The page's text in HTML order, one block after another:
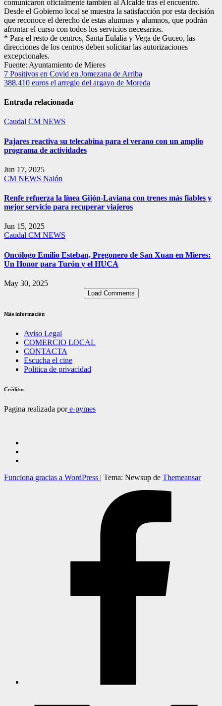
comunicaron oficialmente también al Alcalde tras el encuentro.
Desde el Gobierno local se muestra la satisfacción por esta decisión
que reconoce el derecho de estas alumnas y alumnos, que podrán
afrontar el curso con todos los servicios necesarios.
* Para el resto de centros, Santa Eulalia y Vega de Guceo, las
direcciones de los centros deben solicitar las autorizaciones
excepcionales.
Fuente: Ayuntamiento de Mieres
Navegación
de
entradas
7 Positivos en Covid en Jomezana de Arriba
388.410 euros el arreglo del argayo de Moreda
Entrada relacionada
Caudal CM NEWS
Pajares reactiva su telecabina para el verano con un amplio
programa de actividades
Jun 17, 2025
CM NEWS Nalón
Renfe refuerza la línea Gijón-Laviana con trenes más fiables y
mejor servicio para recuperar viajeros
Jun 15, 2025
Caudal CM NEWS
Oncólogo Emilio Esteban, Pregonero de San Xuan en Mieres:
Un Honor para Turón y el HUCA
May 30, 2025
Load Comments
Más información
Aviso Legal
COMERCIO LOCAL
CONTACTA
Escucha el cine
Politica de privacidad
Créditos
Pagina realizada pore-pymes
Funciona gracias a WordPress | Tema: Newsup de Themeansar